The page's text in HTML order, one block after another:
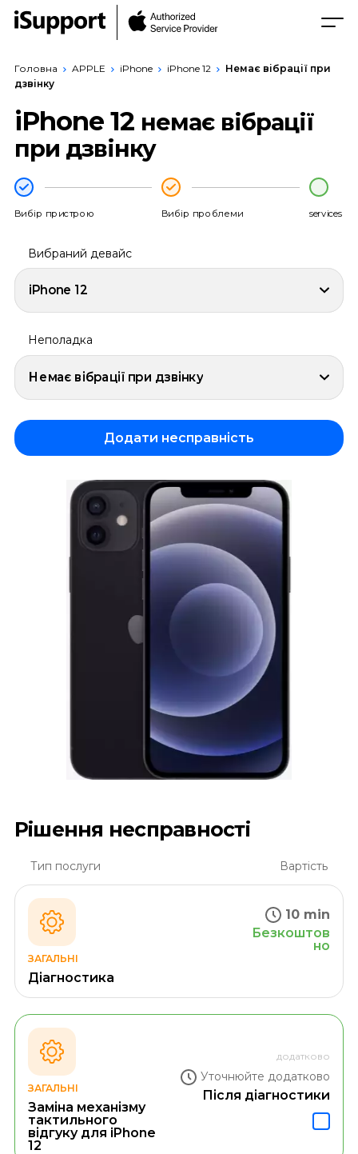
Головна APPLE iPhone iPhone 12
Немає вібрації при
дзвінку
iPhone 12 немає вібрації
при дзвінку
Вибір пристрою Вибір проблеми services
Вибраний девайс
iPhone 12
Неполадка
Немає вібрації при дзвінку
Додати несправність
Рішення несправності
Тип послуги Вартість
ЗАГАЛЬНІ
Діагностика
10 min
Безкоштов
но
ЗАГАЛЬНІ
Заміна механізму
тактильного
відгуку для iPhone
12
додатково
Уточнюйте додатково
Після діагностики